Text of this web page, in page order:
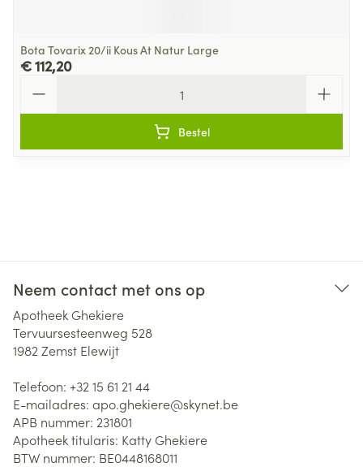
Bota Tovarix 20/ii Kous At Natur Large
€ 112,20
Bestel
Neem contact met ons op
Apotheek Ghekiere
Tervuursesteenweg 528
1982 Zemst Elewijt
Telefoon: +32 15 61 21 44
E-mailadres: apo.ghekiere@skynet.be
APB nummer: 231801
Apotheek titularis: Katty Ghekiere
BTW nummer: BE0448168011